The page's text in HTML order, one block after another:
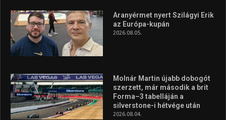
Aranyérmet nyert Szilágyi Erik
az Európa-kupán
2026.08.05.
Molnár Martin újabb dobogót
szerzett, már második a brit
Forma–3 tabelláján a
silverstone-i hétvége után
2026.08.04.